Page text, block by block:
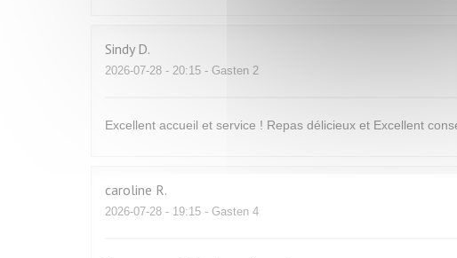
Sindy D
2026-07-28 - 20:15 - Gasten 2
Excellent accueil et service ! Repas délicieux et Excellent
caroline R
2026-07-28 - 19:15 - Gasten 4